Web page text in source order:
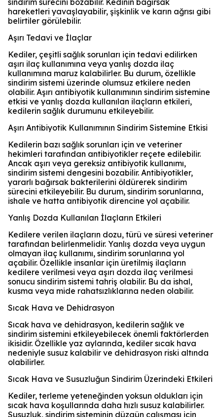
hareketleri yavaşlayabilir, şişkinlik ve karın ağrısı gibi
belirtiler görülebilir.
Aşırı Tedavi ve İlaçlar
Kediler, çeşitli sağlık sorunları için tedavi edilirken
aşırı ilaç kullanımına veya yanlış dozda ilaç
kullanımına maruz kalabilirler. Bu durum, özellikle
sindirim sistemi üzerinde olumsuz etkilere neden
olabilir. Aşırı antibiyotik kullanımının sindirim sistemine
etkisi ve yanlış dozda kullanılan ilaçların etkileri,
kedilerin sağlık durumunu etkileyebilir.
Aşırı Antibiyotik Kullanımının Sindirim Sistemine Etkisi
Kedilerin bazı sağlık sorunları için ve veteriner
hekimleri tarafından antibiyotikler reçete edilebilir.
Ancak aşırı veya gereksiz antibiyotik kullanımı,
sindirim sistemi dengesini bozabilir. Antibiyotikler,
yararlı bağırsak bakterilerini öldürerek sindirim
sürecini etkileyebilir. Bu durum, sindirim sorunlarına,
ishale ve hatta antibiyotik direncine yol açabilir.
Yanlış Dozda Kullanılan İlaçların Etkileri
Kedilere verilen ilaçların dozu, türü ve süresi veteriner
tarafından belirlenmelidir. Yanlış dozda veya uygun
olmayan ilaç kullanımı, sindirim sorunlarına yol
açabilir. Özellikle insanlar için üretilmiş ilaçların
kedilere verilmesi veya aşırı dozda ilaç verilmesi
sonucu sindirim sistemi tahriş olabilir. Bu da ishal,
kusma veya mide rahatsızlıklarına neden olabilir.
Sıcak Hava ve Dehidrasyon
Sıcak hava ve dehidrasyon, kedilerin sağlık ve
sindirim sistemini etkileyebilecek önemli faktörlerden
ikisidir. Özellikle yaz aylarında, kediler sıcak hava
nedeniyle susuz kalabilir ve dehidrasyon riski altında
olabilirler.
Sıcak Hava ve Susuzluğun Sindirim Üzerindeki Etkileri
Kediler, terleme yeteneğinden yoksun oldukları için
sıcak hava koşullarında daha hızlı susuz kalabilirler.
Susuzluk, sindirim sisteminin düzgün çalışması için